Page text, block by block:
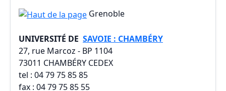
Grenoble
UNIVERSITÉ DE SAVOIE : CHAMBÉRY
27, rue Marcoz - BP 1104
73011 CHAMBÉRY CEDEX
tel : 04 79 75 85 85
fax : 04 79 75 85 55